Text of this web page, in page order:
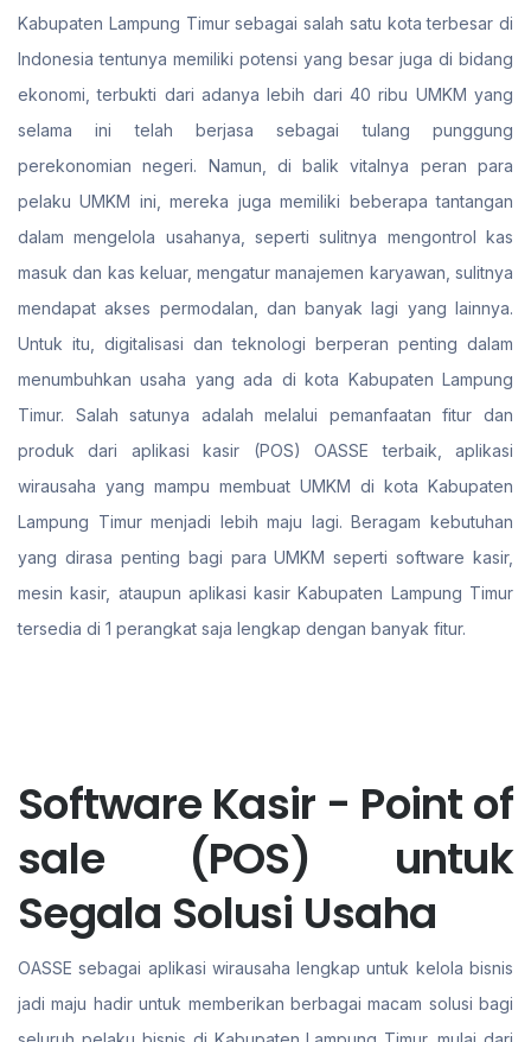
Kabupaten Lampung Timur sebagai salah satu kota terbesar di
Indonesia tentunya memiliki potensi yang besar juga di bidang
ekonomi, terbukti dari adanya lebih dari 40 ribu UMKM yang
selama ini telah berjasa sebagai tulang punggung
perekonomian negeri. Namun, di balik vitalnya peran para
pelaku UMKM ini, mereka juga memiliki beberapa tantangan
dalam mengelola usahanya, seperti sulitnya mengontrol kas
masuk dan kas keluar, mengatur manajemen karyawan, sulitnya
mendapat akses permodalan, dan banyak lagi yang lainnya.
Untuk itu, digitalisasi dan teknologi berperan penting dalam
menumbuhkan usaha yang ada di kota Kabupaten Lampung
Timur. Salah satunya adalah melalui pemanfaatan fitur dan
produk dari aplikasi kasir (POS) OASSE terbaik, aplikasi
wirausaha yang mampu membuat UMKM di kota Kabupaten
Lampung Timur menjadi lebih maju lagi. Beragam kebutuhan
yang dirasa penting bagi para UMKM seperti software kasir,
mesin kasir, ataupun aplikasi kasir Kabupaten Lampung Timur
tersedia di 1 perangkat saja lengkap dengan banyak fitur.
Software Kasir - Point of
sale (POS) untuk
Segala Solusi Usaha
OASSE sebagai aplikasi wirausaha lengkap untuk kelola bisnis
jadi maju hadir untuk memberikan berbagai macam solusi bagi